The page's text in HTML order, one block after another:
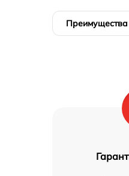
Преимущества